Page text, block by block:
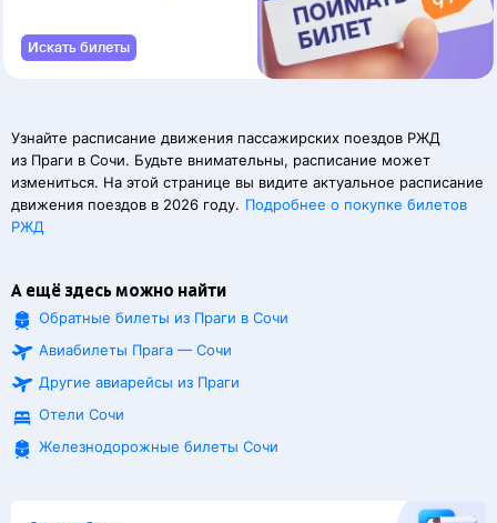
Искать билеты
Узнайте расписание движения пассажирских поездов РЖД
из Праги в Сочи. Будьте внимательны, расписание может
измениться. На этой странице вы видите актуальное расписание
движения поездов в 2026 году. Подробнее о покупке билетов
РЖД
А ещё здесь можно найти
Обратные билеты из Праги в Сочи
Авиабилеты Прага — Сочи
Другие авиарейсы из Праги
Отели Сочи
Железнодорожные билеты Сочи